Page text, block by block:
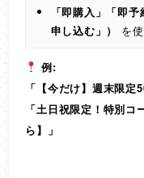
「即購入」「即
申し込む」）
を
例:
「【今だけ】週末限定
「土日祝限定！特別
ら】」